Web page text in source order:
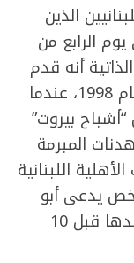
الذين
الرابع من
الذاتية أنه قدم
نفسه للجمهور ككاتب ومخرج في عام 1998، عندما
بيروت”
المبرمة
اللبنانية
يدعى أبو
خليل استعادة أوراق هويته التي فقدها قبل 10